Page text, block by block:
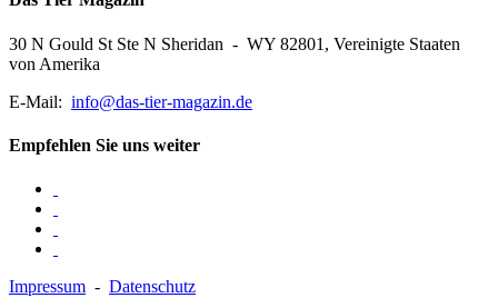
30 N Gould St Ste N Sheridan - WY 82801, Vereinigte Staaten
von Amerika
E-Mail: info@das-tier-magazin.de
Empfehlen Sie uns weiter
Impressum - Datenschutz